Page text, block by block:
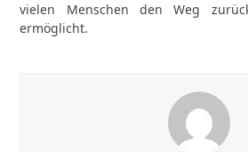
vielen Menschen den Weg
ermöglicht.